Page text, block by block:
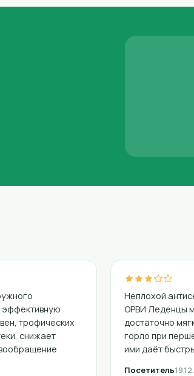
трофических
снижает
Неплохой
ОРВИ Леденцы
достаточно
горло при
ими даёт
Посетитель